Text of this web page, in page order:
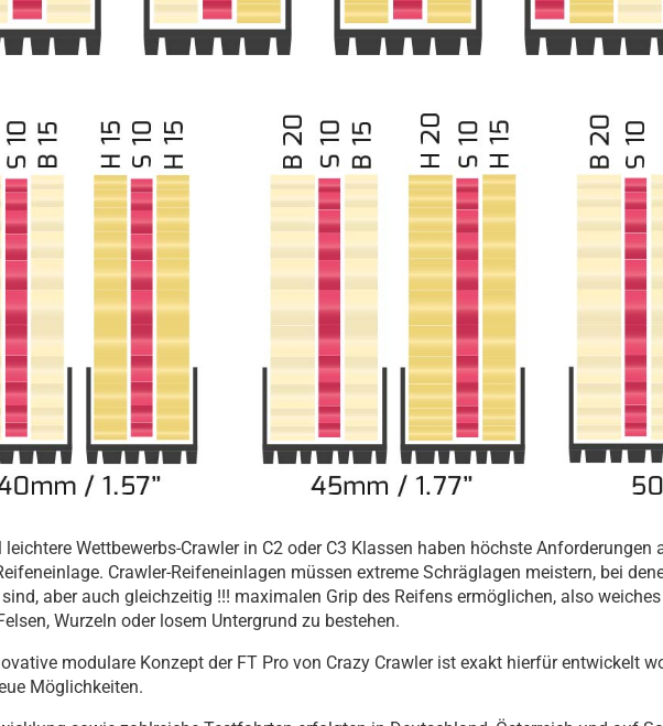
leichtere Wettbewerbs-Crawler in C2 oder C3 Klassen haben höchste Anforderungen
Crawler-Reifeneinlagen müssen extreme Schräglagen meistern, bei
aber auch gleichzeitig !!! maximalen Grip des Reifens ermöglichen, also
Wurzeln oder losem Untergrund zu bestehen.
modulare Konzept der FT Pro von Crazy Crawler ist exakt hierfür entwickelt
Möglichkeiten.